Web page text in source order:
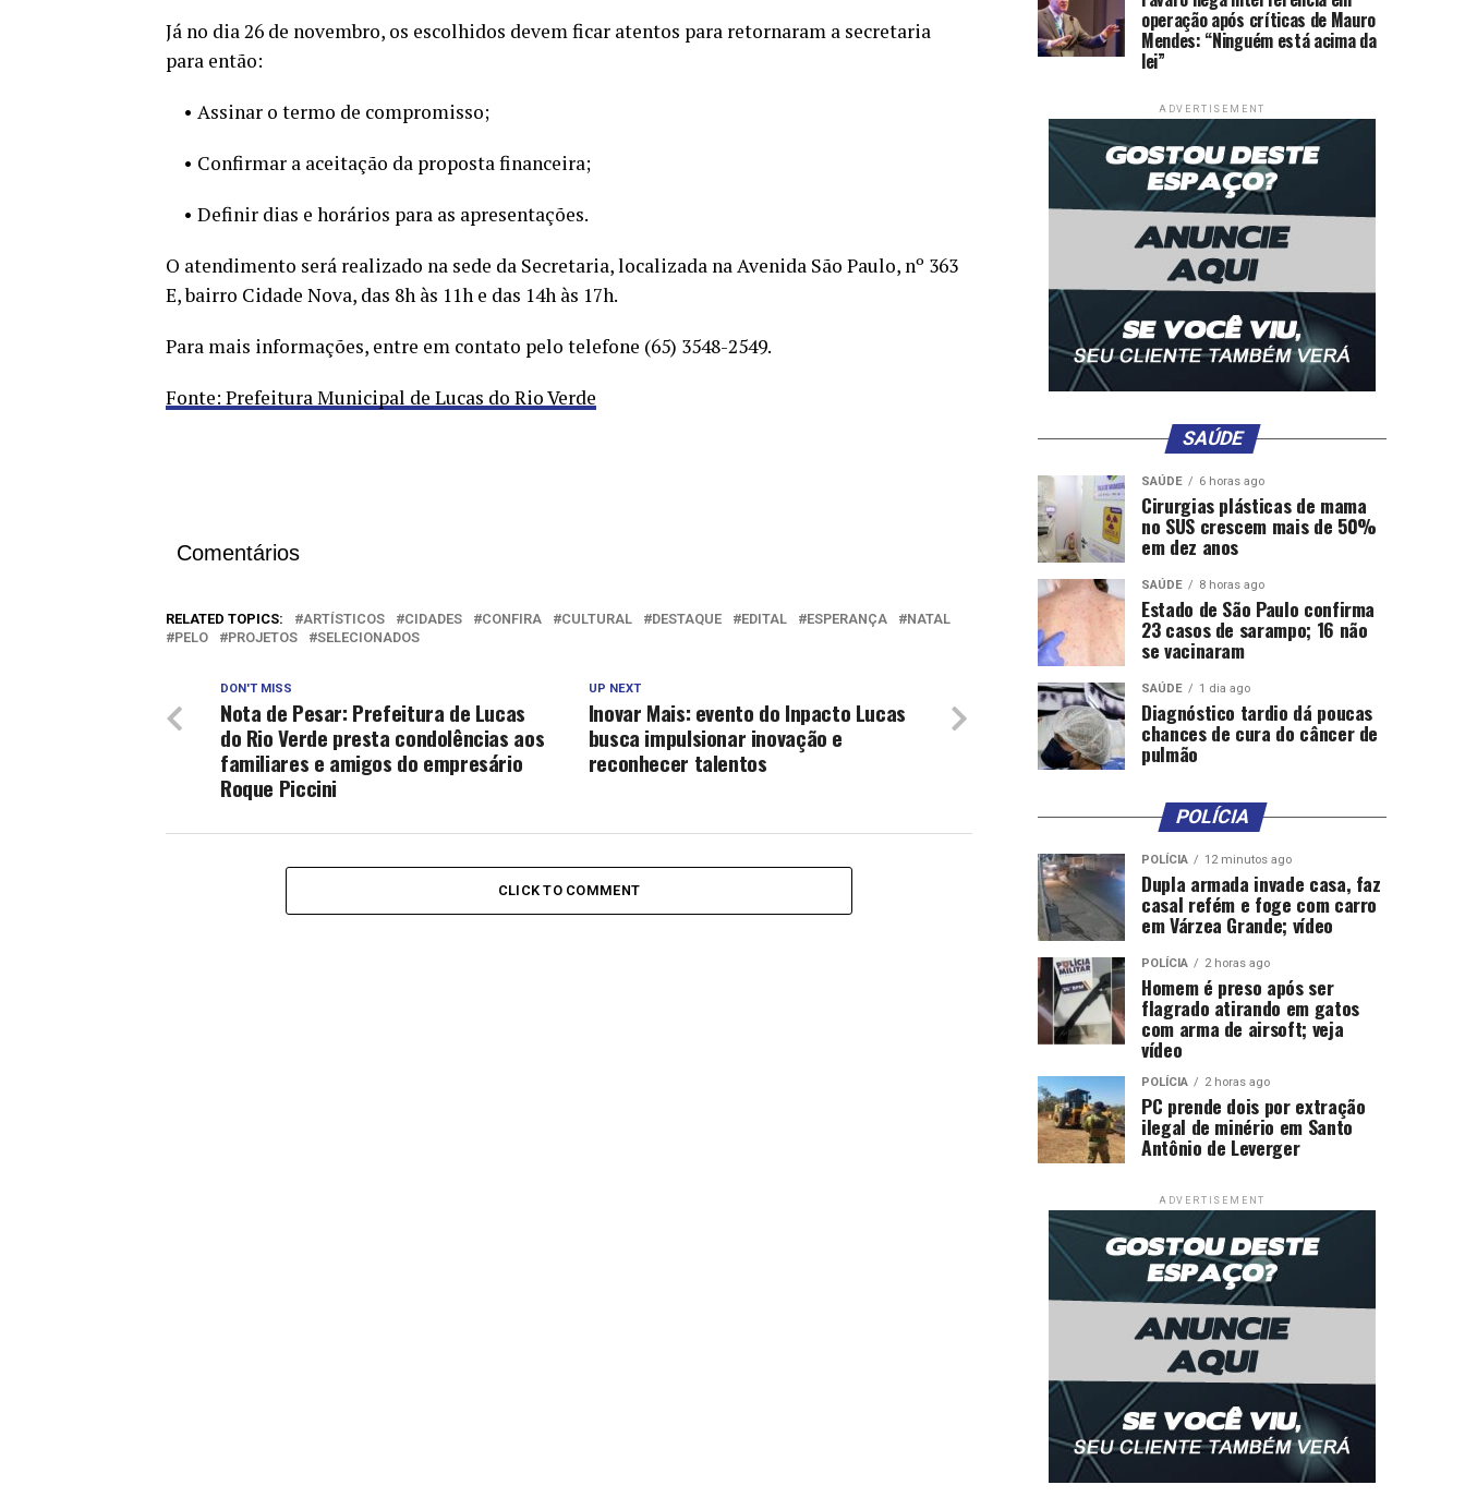
Já no dia 26 de novembro, os escolhidos devem ficar atentos para retornaram a secretaria
para então:
• Assinar o termo de compromisso;
• Confirmar a aceitação da proposta financeira;
• Definir dias e horários para as apresentações.
O atendimento será realizado na sede da Secretaria, localizada na Avenida São Paulo, nº 363
E, bairro Cidade Nova, das 8h às 11h e das 14h às 17h.
Para mais informações, entre em contato pelo telefone (65) 3548-2549.
Fonte: Prefeitura Municipal de Lucas do Rio Verde
Comentários
RELATED TOPICS: ARTÍSTICOS CIDADES CONFIRA CULTURAL DESTAQUE EDITAL ESPERANÇA
NATAL
PELO
PROJETOS SELECIONADOS
UP NEXT
Inovar Mais: evento do Inpacto Lucas
busca impulsionar inovação e
reconhecer talentos
DON'T MISS
Nota de Pesar: Prefeitura de Lucas
do Rio Verde presta condolências aos
familiares e amigos do empresário
Roque Piccini
CLICK TO COMMENT
operação após críticas de Mauro
Mendes: “Ninguém está acima da
lei”
ADVERTISEMENT
SAÚDE
SAÚDE 6 horas ago
Cirurgias plásticas de mama
no SUS crescem mais de 50%
em dez anos
SAÚDE 8 horas ago
Estado de São Paulo confirma
23 casos de sarampo; 16 não
se vacinaram
SAÚDE 1 dia ago
Diagnóstico tardio dá poucas
chances de cura do câncer de
pulmão
POLÍCIA
POLÍCIA 12 minutos ago
Dupla armada invade casa, faz
casal refém e foge com carro
em Várzea Grande; vídeo
POLÍCIA 2 horas ago
Homem é preso após ser
flagrado atirando em gatos
com arma de airsoft; veja
vídeo
POLÍCIA 2 horas ago
PC prende dois por extração
ilegal de minério em Santo
Antônio de Leverger
ADVERTISEMENT